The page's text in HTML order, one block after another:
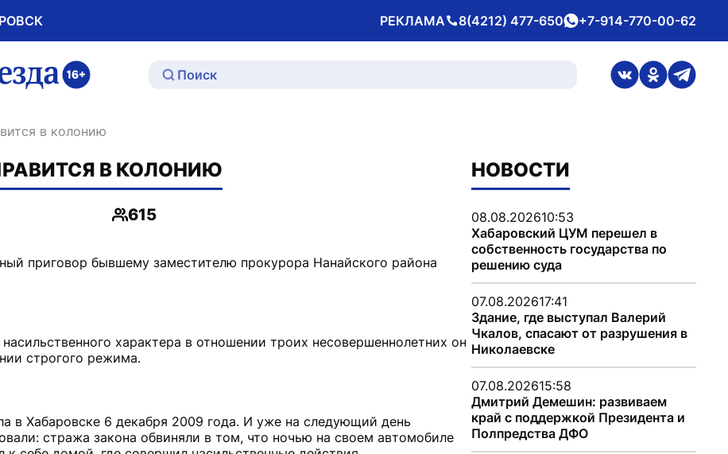
РЕКЛАМА
Телефон 8(4212) 477-650whatsApp
+7-914-770-00-62
ссылка на
ссылка на
в колонию
В КОЛОНИЮ
Просмотры
615
приговор бывшему заместителю прокурора Нанайского района
характера в отношении троих несовершеннолетних он
строгого режима.
в Хабаровске 6 декабря 2009 года. И уже на следующий день
стража закона обвиняли в том, что ночью на своем автомобиле
НОВОСТИ
08.08.202610:53
Хабаровский ЦУМ перешел в
собственность государства по
решению суда
07.08.202617:41
Здание, где выступал Валерий
Чкалов, спасают от разрушения в
Николаевске
07.08.202615:58
Дмитрий Демешин: развиваем
край с поддержкой Президента и
Полпредства ДФО